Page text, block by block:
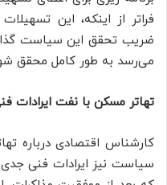
فراتر از اینکه، این
ضریب تحقق این سیاست
می‌رسد به طور کامل محقق
تهاتر مسکن با نفت ایرادات
کارشناس اقتصادی درباره
سیاست نیز ایرادات فنی جدی